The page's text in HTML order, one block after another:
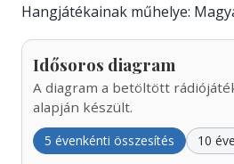
Hangjátékainak műhelye:
Idősoros diagram
A diagram a betöltött
alapján készült.
5 évenkénti összesítés 10